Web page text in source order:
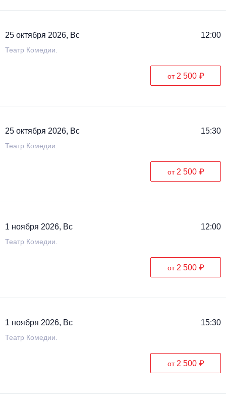
25 октября 2026, Вс 12:00
Театр Комедии.
от 2 500 ₽
25 октября 2026, Вс 15:30
Театр Комедии.
от 2 500 ₽
1 ноября 2026, Вс 12:00
Театр Комедии.
от 2 500 ₽
1 ноября 2026, Вс 15:30
Театр Комедии.
от 2 500 ₽